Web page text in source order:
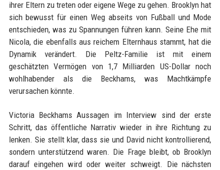
ihrer Eltern zu treten oder eigene Wege zu gehen. Brooklyn hat
sich bewusst für einen Weg abseits von Fußball und Mode
entschieden, was zu Spannungen führen kann. Seine Ehe mit
Nicola, die ebenfalls aus reichem Elternhaus stammt, hat die
Dynamik verändert. Die Peltz-Familie ist mit einem
geschätzten Vermögen von 1,7 Milliarden US-Dollar noch
wohlhabender als die Beckhams, was Machtkämpfe
verursachen könnte.
Victoria Beckhams Aussagen im Interview sind der erste
Schritt, das öffentliche Narrativ wieder in ihre Richtung zu
lenken. Sie stellt klar, dass sie und David nicht kontrollierend,
sondern unterstützend waren. Die Frage bleibt, ob Brooklyn
darauf eingehen wird oder weiter schweigt. Die nächsten